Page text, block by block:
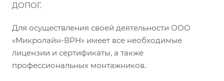
ДОПОГ.
Для осуществления своей деятельности ООО
«Микролайн-ВРН» имеет все необходимые
лицензии и сертификаты, а также
профессиональных монтажников.